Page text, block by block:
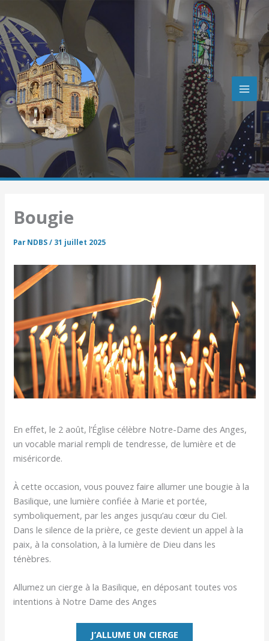
au
contenu
Bougie
ParNDBS/ 31 juillet 2025
En effet, le 2 août, l’Église célèbre Notre-Dame des Anges,
un vocable marial rempli de tendresse, de lumière et de
miséricorde.
À cette occasion, vous pouvez faire allumer une bougie à la
Basilique, une lumière confiée à Marie et portée,
symboliquement, par les anges jusqu’au cœur du Ciel.
Dans le silence de la prière, ce geste devient un appel à la
paix, à la consolation, à la lumière de Dieu dans les
ténèbres.
Allumez un cierge à la Basilique, en déposant toutes vos
intentions à Notre Dame des Anges
J’ALLUME UN CIERGE
e
c
h
e
r
c
h
e